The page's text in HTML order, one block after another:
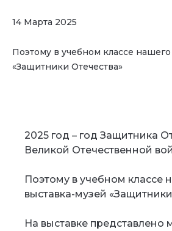
14 Марта 2025
Поэтому в учебном классе
«Защитники Отечества»
2025 год – год Защитника
Великой Отечественной
Поэтому в учебном классе
выставка-музей
На выставке представлено